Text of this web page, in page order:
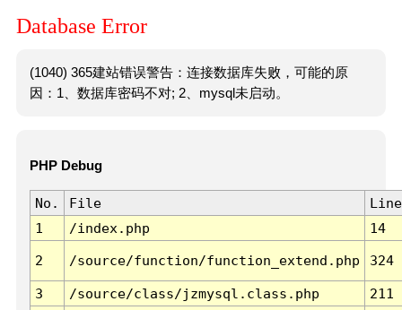
Database Error
(1040) 365建站错误警告：连接数据库失败，可能的原
因：1、数据库密码不对; 2、mysql未启动。
PHP Debug
No. File
Line
1
/index.php 14
2 /source/function/function_extend.php 324
3 /source/class/jzmysql.class.php
211